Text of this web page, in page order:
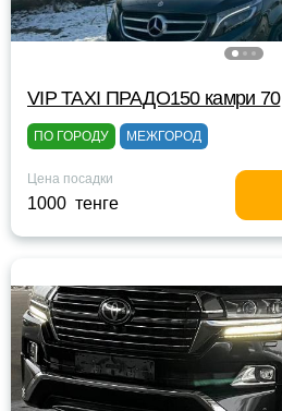
VIP TAXI ПРАДО150 камри 70
ПО ГОРОДУ МЕЖГОРОД
Цена посадки
1000 тенге